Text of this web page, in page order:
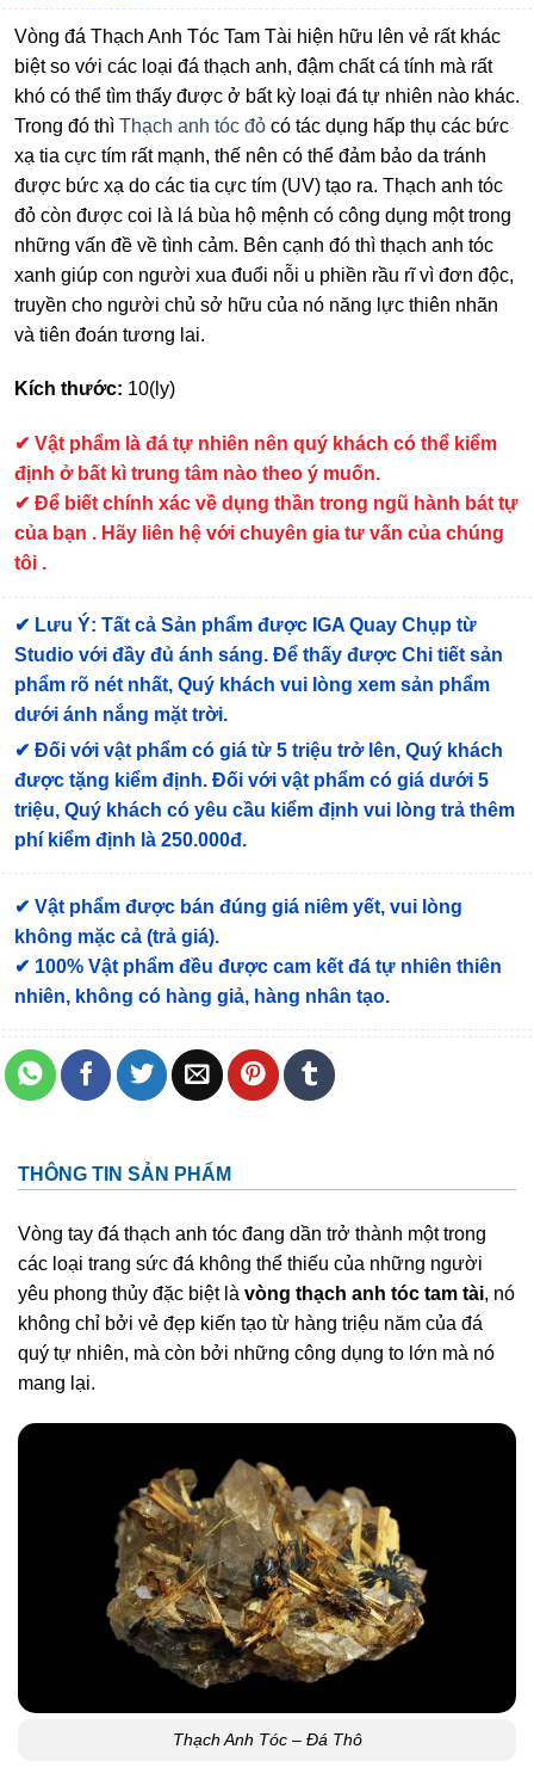
Vòng đá Thạch Anh Tóc Tam Tài hiện hữu lên vẻ rất khác
biệt so với các loại đá thạch anh, đậm chất cá tính mà rất
khó có thể tìm thấy được ở bất kỳ loại đá tự nhiên nào khác.
Trong đó thì Thạch anh tóc đỏ có tác dụng hấp thụ các bức
xạ tia cực tím rất mạnh, thế nên có thể đảm bảo da tránh
được bức xạ do các tia cực tím (UV) tạo ra. Thạch anh tóc
đỏ còn được coi là lá bùa hộ mệnh có công dụng một trong
những vấn đề về tình cảm. Bên cạnh đó thì thạch anh tóc
xanh giúp con người xua đuổi nỗi u phiền rầu rĩ vì đơn độc,
truyền cho người chủ sở hữu của nó năng lực thiên nhãn
và tiên đoán tương lai.
Kích thước: 10(ly)
✔ Vật phẩm là đá tự nhiên nên quý khách có thể kiểm
định ở bất kì trung tâm nào theo ý muốn.
✔ Để biết chính xác về dụng thần trong ngũ hành bát tự
của bạn . Hãy liên hệ với chuyên gia tư vấn của chúng
tôi .
✔ Lưu Ý: Tất cả Sản phẩm được IGA Quay Chụp từ
Studio với đầy đủ ánh sáng. Để thấy được Chi tiết sản
phẩm rõ nét nhất, Quý khách vui lòng xem sản phẩm
dưới ánh nắng mặt trời.
✔ Đối với vật phẩm có giá từ 5 triệu trở lên, Quý khách
được tặng kiểm định. Đối với vật phẩm có giá dưới 5
triệu, Quý khách có yêu cầu kiểm định vui lòng trả thêm
phí kiểm định là 250.000đ.
✔ Vật phẩm được bán đúng giá niêm yết, vui lòng
không mặc cả (trả giá).
✔ 100% Vật phẩm đều được cam kết đá tự nhiên thiên
nhiên, không có hàng giả, hàng nhân tạo.
THÔNG TIN SẢN PHẨM
Vòng tay đá thạch anh tóc đang dần trở thành một trong
các loại trang sức đá không thể thiếu của những người
yêu phong thủy đặc biệt là vòng thạch anh tóc tam tài, nó
không chỉ bởi vẻ đẹp kiến tạo từ hàng triệu năm của đá
quý tự nhiên, mà còn bởi những công dụng to lớn mà nó
mang lại.
Thạch Anh Tóc – Đá Thô